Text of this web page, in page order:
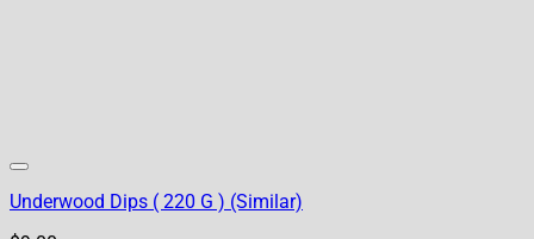
Underwood Dips ( 220 G ) (Similar)